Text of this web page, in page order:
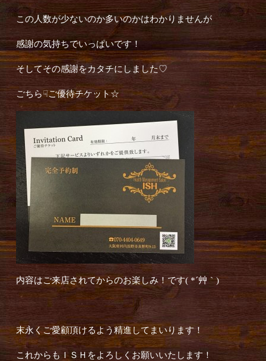
この人数が少ないのか多いのかはわかりませんが
感謝の気持ちでいっぱいです！
そしてその感謝をカタチにしました♡
ごちら☟ご優待チケット☆
内容はご来店されてからのお楽しみ！です( *´艸｀)
末永くご愛顧頂けるよう精進してまいります！
これからもＩＳＨをよろしくお願いいたします！